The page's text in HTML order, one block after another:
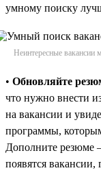
умному поиску
Неинтересные вакансии
• Обновляйте
что нужно внести
на вакансии и
программы,
Дополните резюме
появятся